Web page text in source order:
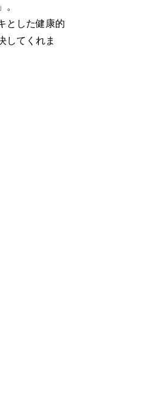
とした健康的
してくれま